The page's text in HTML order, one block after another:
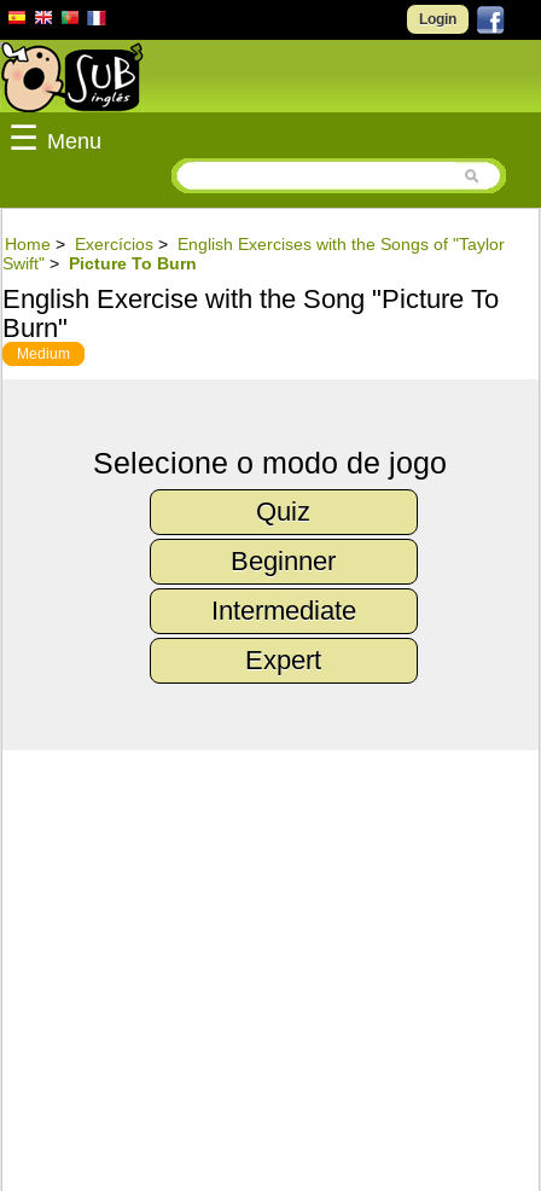
Login
☰ Menu
Home > Exercícios > English Exercises with the Songs of "Taylor
Swift" > Picture To Burn
English Exercise with the Song "Picture To
Burn"
Medium
Selecione o modo de jogo
Quiz
Beginner
Intermediate
Expert